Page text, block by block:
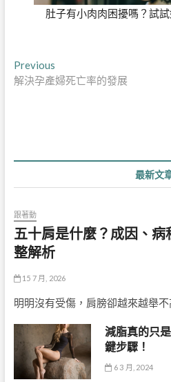
肚子有小肉肉困擾嗎？試
文
章
PreviousPrevious
post:
解決孕產婦死亡率的發展
最新文
跟著動
五十肩是什麼？成因、
整解析
15 7 月, 2026
明明沒有受傷，肩膀卻越來越舉
減脂真的只
鍵步驟！
6 3 月, 2024